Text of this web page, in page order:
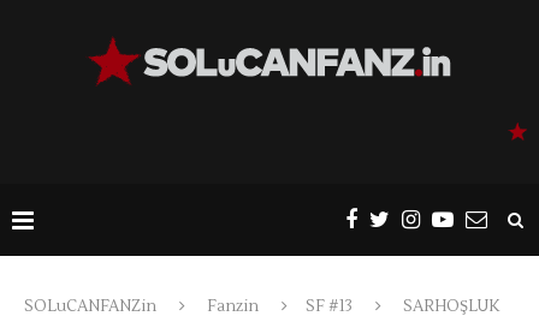
SOLuCANFANZin Fanzin SF #13 SARHOŞLUK